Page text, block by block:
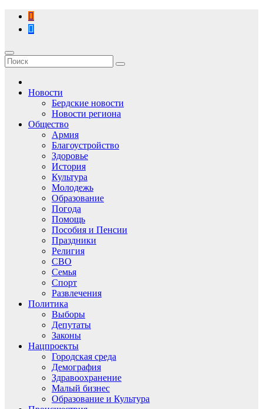
Перейти
содержимому
Новости
Бердские новости
Новости региона
Общество
Армия
Благоустройство
Здоровье
История
Культура
Молодежь
Образование
Погода
Помощь
Пособия и Пенсии
Праздники
Религия
СВО
Семья
Спорт
Развлечения
Политика
Выборы
Депутаты
Законы
Нацпроекты
Городская среда
Демография
Здравоохранение
Малый бизнес
Образование и Культура